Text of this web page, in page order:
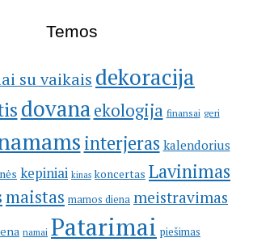
Temos
su vaikais dekoracija
dovana ekologija finansai geri
interjeras kalendorius
kepiniai kinas koncertas Lavinimas
maistas mamos diena meistravimas
namai Patarimai piešimas